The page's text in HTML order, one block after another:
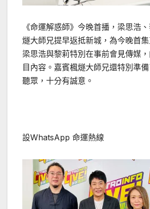
《命運解惑師》今晚首播，梁思浩
燧大師兄提早返抵新城，為今晚首集
梁思浩與黎莉特別在事前會見傳媒
目內容。嘉賓楓燧大師兄還特別準
聽眾，十分有誠意。
設WhatsApp 命運熱線